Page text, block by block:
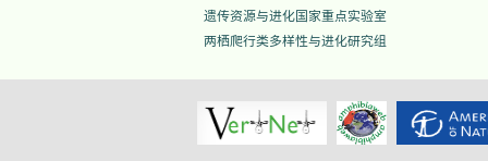
遗传资源与进化国家重点实验室
两栖爬行类多样性与进化研究组